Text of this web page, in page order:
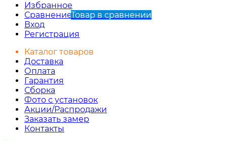
Избранное
СравнениеТовар в сравнении
Вход
Регистрация
Каталог товаров
Доставка
Оплата
Гарантия
Сборка
Фото с установок
Акции/Распродажи
Заказать замер
Контакты